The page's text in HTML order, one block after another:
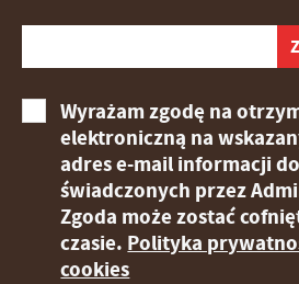
Wyrażam zgodę na
elektroniczną na
adres e-mail informacji
świadczonych przez
Zgoda może zostać
czasie. Polityka
cookies